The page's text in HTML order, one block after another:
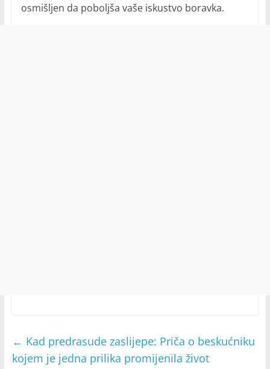
osmišljen da poboljša vaše iskustvo boravka.
← Kad predrasude zaslijepe: Priča o beskućniku
kojem je jedna prilika promijenila život